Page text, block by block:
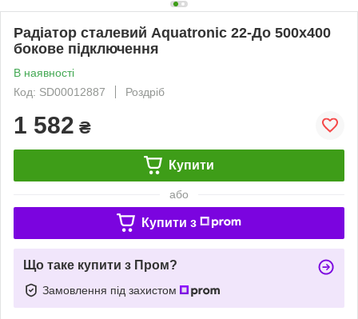
Радіатор сталевий Aquatronic 22-До 500х400
бокове підключення
В наявності
Код: SD00012887
Роздріб
1 582 ₴
Купити
або
Купити з
Що таке купити з Пром?
Замовлення під захистом